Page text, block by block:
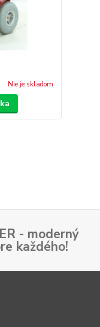
Nie je skladom
- moderný
každého!